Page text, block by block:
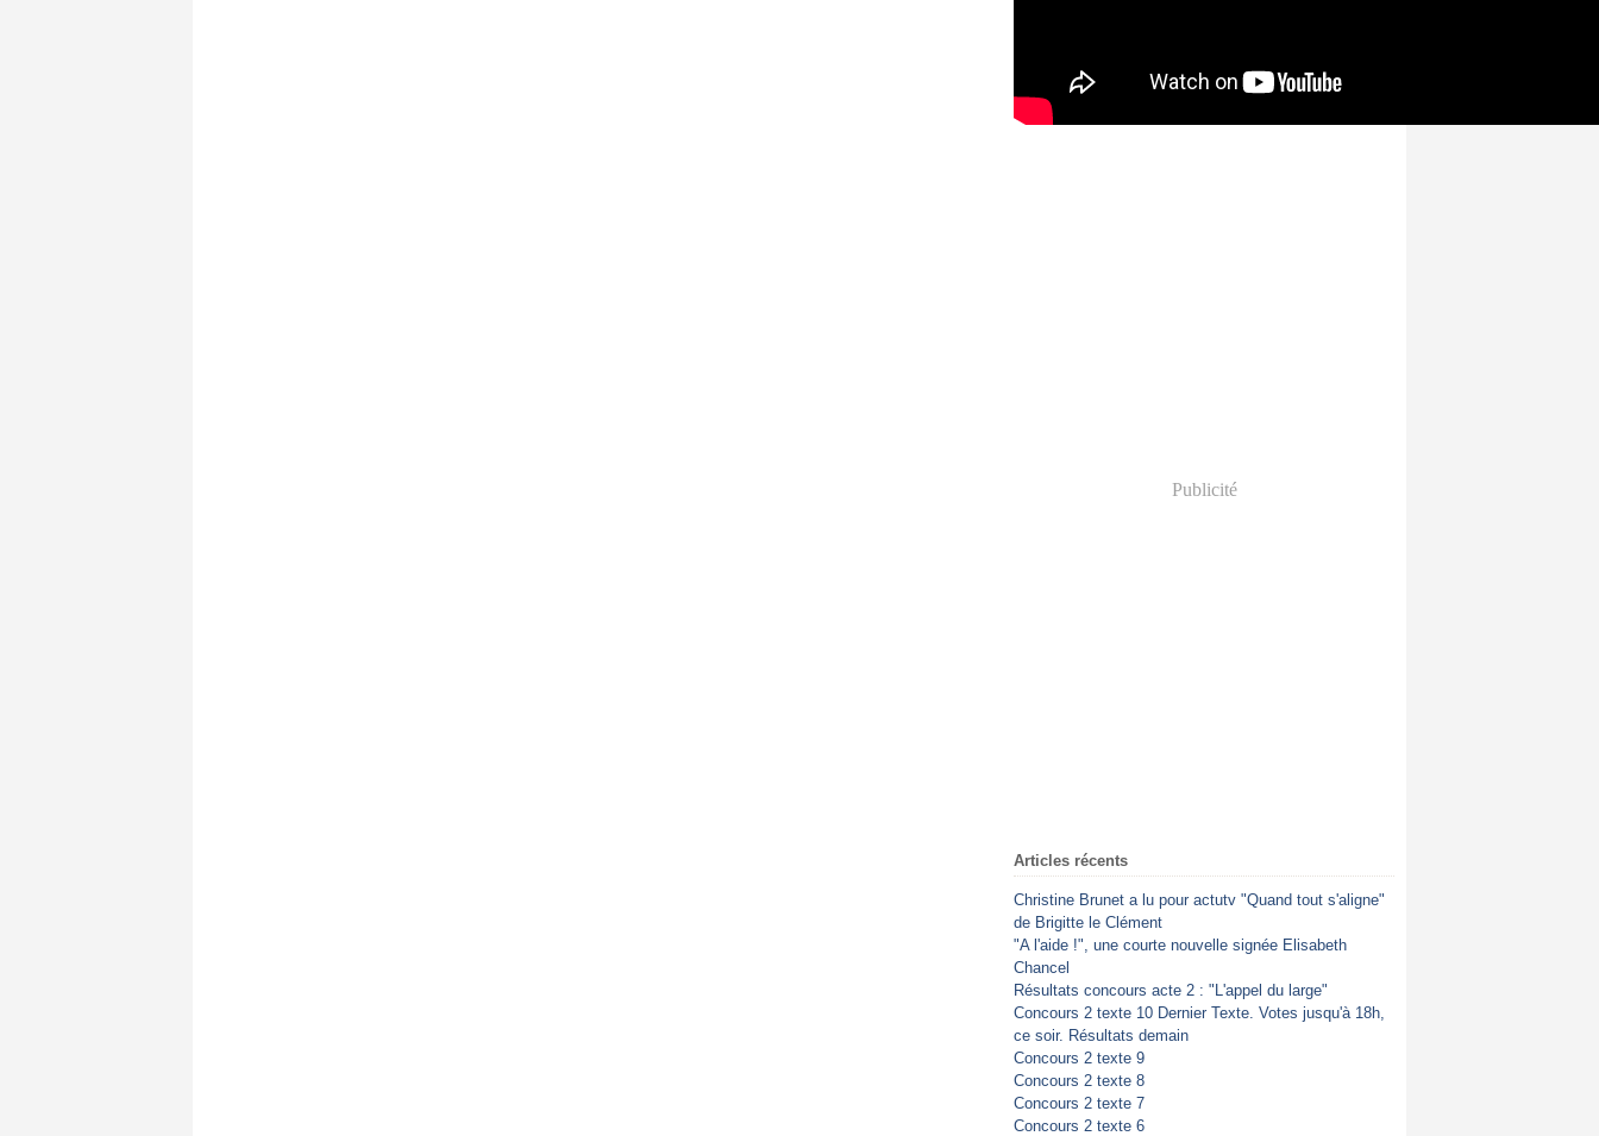
Publicité
Articles récents
Christine Brunet a lu pour actutv "Quand tout s'aligne"
de Brigitte le Clément
"A l'aide !", une courte nouvelle signée Elisabeth
Chancel
Résultats concours acte 2 : "L'appel du large"
Concours 2 texte 10 Dernier Texte. Votes jusqu'à 18h,
ce soir. Résultats demain
Concours 2 texte 9
Concours 2 texte 8
Concours 2 texte 7
Concours 2 texte 6